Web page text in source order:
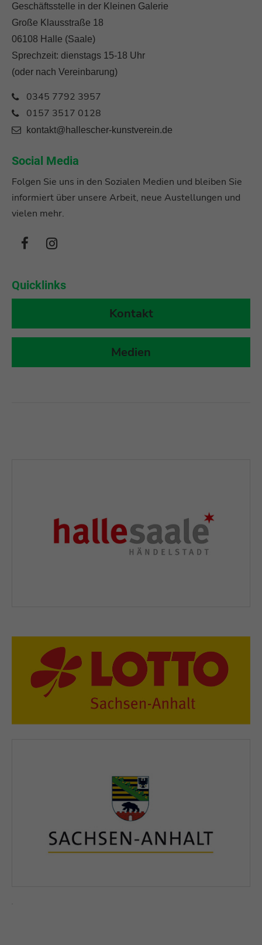
Geschäftsstelle in der Kleinen Galerie
Große Klausstraße 18
06108 Halle (Saale)
Sprechzeit: dienstags 15-18 Uhr
(oder nach Vereinbarung)
0345 7792 3957
0157 3517 0128
kontakt@hallescher-kunstverein.de
Social Media
Folgen Sie uns in den Sozialen Medien und bleiben Sie
informiert über unsere Arbeit, neue Austellungen und
vielen mehr.
Quicklinks
Kontakt
Medien